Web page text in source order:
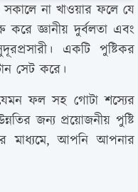
সকালে না খাওয়ার ফলে যে
জ্ঞানীয় দুর্বলতা এবং
একটি পুষ্টিকর
সেট করে।
যেমন ফল সহ গোটা শস্যের
জন্য প্রয়োজনীয় পুষ্টি
মাধ্যমে, আপনি আপনার